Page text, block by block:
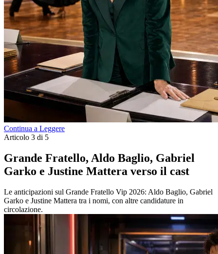
Continua a Leggere
Articolo 3 di 5
Grande Fratello, Aldo Baglio, Gabriel
Garko e Justine Mattera verso il cast
Le anticipazioni sul Grande Fratello Vip 2026: Aldo Baglio, Gabriel
Garko e Justine Mattera tra i nomi, con altre candidature in
circolazione.